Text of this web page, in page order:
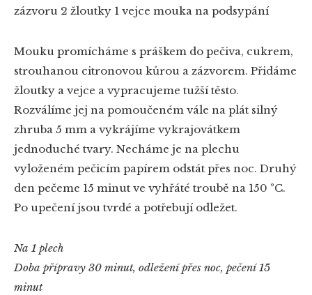
zázvoru 2 žloutky 1 vejce mouka na podsypání
Mouku promícháme s práškem do pečiva, cukrem,
strouhanou citronovou kůrou a zázvorem. Přidáme
žloutky a vejce a vypracujeme tužší těsto.
Rozválíme jej na pomoučeném vále na plát silný
zhruba 5 mm a vykrájíme vykrajovátkem
jednoduché tvary. Necháme je na plechu
vyloženém pečicím papírem odstát přes noc. Druhý
den pečeme 15 minut ve vyhřáté troubě na 150 °C.
Po upečení jsou tvrdé a potřebují odležet.
Na 1 plech
Doba přípravy 30 minut, odležení přes noc, pečení 15
minut